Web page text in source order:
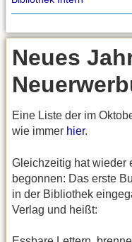
Neues
Eine Liste der im
wie immer hier.
Gleichzeitig hat wieder
begonnen: Das erste
in der Bibliothek
Verlag und heißt: